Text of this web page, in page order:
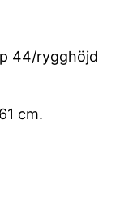
44/rygghöjd
cm.